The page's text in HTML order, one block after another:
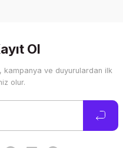
Ol
kampanya ve duyurulardan ilk
olur.